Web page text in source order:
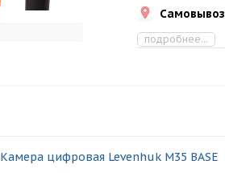
Самовывоз
подробнее...
Камера цифровая Levenhuk M35 BASE